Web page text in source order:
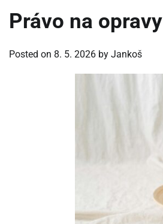
Právo na opravy
Posted on 8. 5. 2026 by Jankoš